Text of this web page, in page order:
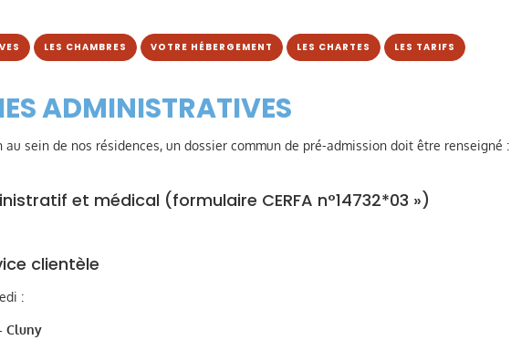
LES CHAMBRES VOTRE HÉBERGEMENT LES CHARTES LES TARIFS
ADMINISTRATIVES
au sein de nos résidences, un dossier commun de pré-admission doit être renseigné :
et médical (formulaire CERFA n°14732*03 »)
clientèle
:
Cluny